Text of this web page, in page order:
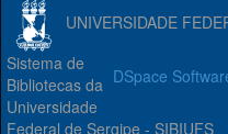
UNIVERSIDADE
DSpace
Sistema de
Bibliotecas da
Universidade
Federal de Sergipe - SIBIUFS